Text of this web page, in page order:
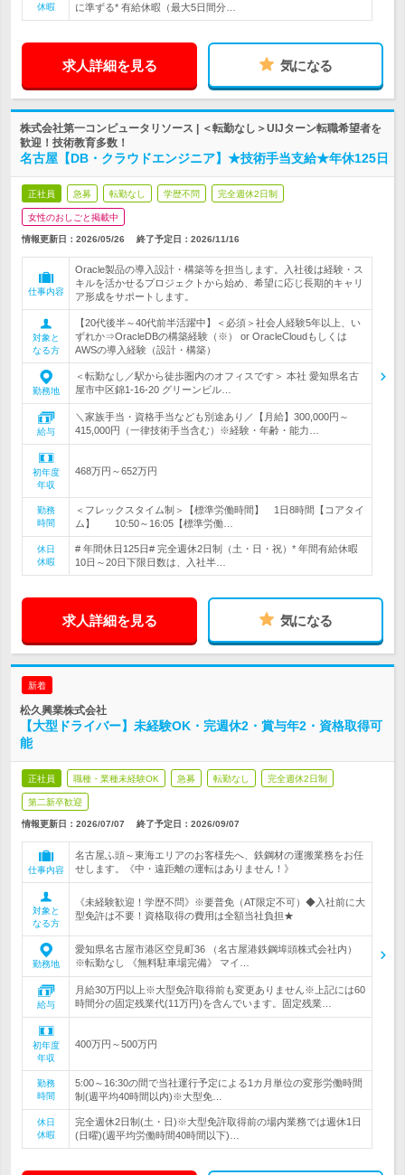
休暇
に準ずる* 有給休暇（最大5日間分…
求人詳細を見る 気になる
株式会社第一コンピュータリソース | ＜転勤なし＞UIJターン転職希望者を
歓迎！技術教育多数！
名古屋【DB・クラウドエンジニア】★技術手当支給★年休125日
正社員 急募 転勤なし 学歴不問 完全週休2日制
女性のおしごと掲載中
情報更新日：2026/05/26 終了予定日： 2026/11/16
仕事内容
Oracle製品の導入設計・構築等を担当します。入社後は経験・ス
キルを活かせるプロジェクトから始め、希望に応じ長期的キャリ
ア形成をサポートします。
対象と
なる方
【20代後半～40代前半活躍中】＜必須＞社会人経験5年以上、い
ずれか⇒OracleDBの構築経験（※） or OracleCloudもしくは
AWSの導入経験（設計・構築）
勤務地
＜転勤なし／駅から徒歩圏内のオフィスです＞ 本社 愛知県名古
屋市中区錦1-16-20 グリーンビル…
給与
＼家族手当・資格手当なども別途あり／【月給】300,000円～
415,000円（一律技術手当含む）※経験・年齢・能力…
初年度
年収
468万円～652万円
勤務
時間
＜フレックスタイム制＞【標準労働時間】 1日8時間【コアタイ
ム】 10:50～16:05【標準労働…
休日
休暇
# 年間休日125日# 完全週休2日制（土・日・祝）* 年間有給休暇
10日～20日下限日数は、入社半…
求人詳細を見る 気になる
新着
松久興業株式会社
【大型ドライバー】未経験OK・完週休2・賞与年2・資格取得可
能
正社員 職種・業種未経験OK 急募 転勤なし 完全週休2日制
第二新卒歓迎
情報更新日：2026/07/07 終了予定日： 2026/09/07
仕事内容
名古屋ふ頭～東海エリアのお客様先へ、鉄鋼材の運搬業務をお任
せします。《中・遠距離の運転はありません！》
対象と
なる方
《未経験歓迎！学歴不問》※要普免（AT限定不可）◆入社前に大
型免許は不要！資格取得の費用は全額当社負担★
勤務地
愛知県名古屋市港区空見町36 （名古屋港鉄鋼埠頭株式会社内）
※転勤なし 《無料駐車場完備》 マイ…
給与
月給30万円以上※大型免許取得前も変更ありません※上記には60
時間分の固定残業代(11万円)を含んでいます。固定残業…
初年度
年収
400万円～500万円
勤務
時間
5:00～16:30の間で当社運行予定による1カ月単位の変形労働時間
制(週平均40時間以内)※大型免…
休日
休暇
完全週休2日制(土・日)※大型免許取得前の場内業務では週休1日
(日曜)(週平均労働時間40時間以下)…